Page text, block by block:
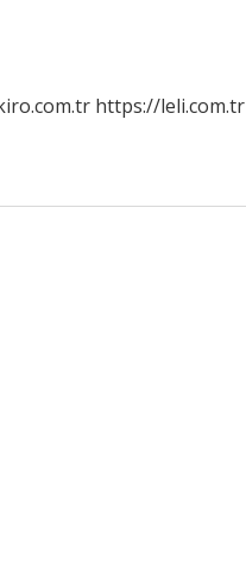
https://leli.com.tr